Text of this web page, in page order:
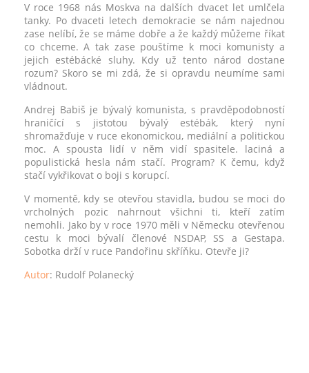
V roce 1968 nás Moskva na dalších dvacet let umlčela
tanky. Po dvaceti letech demokracie se nám najednou
zase nelíbí, že se máme dobře a že každý můžeme říkat
co chceme. A tak zase pouštíme k moci komunisty a
jejich estébácké sluhy. Kdy už tento národ dostane
rozum? Skoro se mi zdá, že si opravdu neumíme sami
vládnout.
Andrej Babiš je bývalý komunista, s pravděpodobností
hraničící s jistotou bývalý estébák, který nyní
shromažďuje v ruce ekonomickou, mediální a politickou
moc. A spousta lidí v něm vidí spasitele. laciná a
populistická hesla nám stačí. Program? K čemu, když
stačí vykřikovat o boji s korupcí.
V momentě, kdy se otevřou stavidla, budou se moci do
vrcholných pozic nahrnout všichni ti, kteří zatím
nemohli. Jako by v roce 1970 měli v Německu otevřenou
cestu k moci bývalí členové NSDAP, SS a Gestapa.
Sobotka drží v ruce Pandořinu skříňku. Otevře ji?
Autor: Rudolf Polanecký